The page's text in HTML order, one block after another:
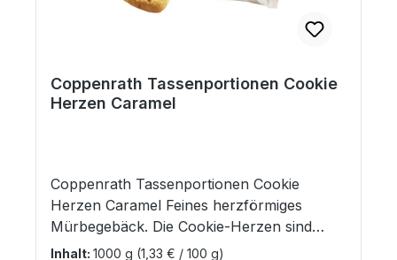
Coppenrath Tassenportionen Cookie
Herzen Caramel
Coppenrath Tassenportionen Cookie
Herzen Caramel Feines herzförmiges
Mürbegebäck. Die Cookie-Herzen sind
einzeln in einer Folie verpackt, die mit
Inhalt: 1000 g (1,33 € / 100 g)